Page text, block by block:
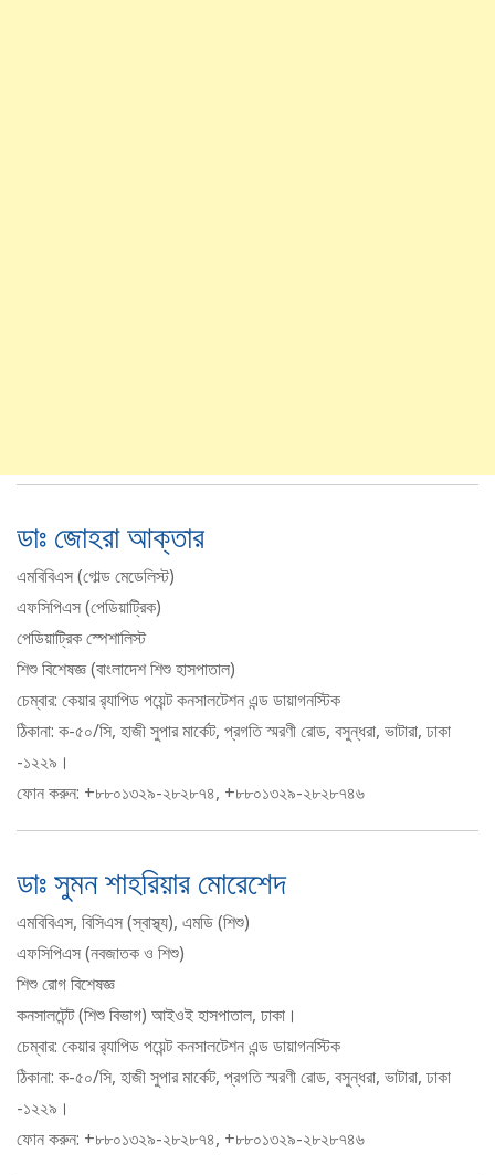
ডাঃ জোহরা আক্তার
এমবিবিএস (গোল্ড মেডেলিস্ট)
এফসিপিএস (পেডিয়াট্রিক)
পেডিয়াট্রিক স্পেশালিস্ট
শিশু বিশেষজ্ঞ (বাংলাদেশ শিশু হাসপাতাল)
চেম্বার: কেয়ার র‍্যাপিড পয়েন্ট কনসালটেশন এন্ড ডায়াগনস্টিক
ঠিকানা: ক-৫০/সি, হাজী সুপার মার্কেট, প্রগতি স্মরণী রোড, বসুন্ধরা, ভাটারা, ঢাকা
-১২২৯।
ফোন করুন: +৮৮০১৩২৯-২৮২৮৭৪, +৮৮০১৩২৯-২৮২৮৭৪৬
ডাঃ সুমন শাহরিয়ার মোরেশেদ
এমবিবিএস, বিসিএস (স্বাস্থ্য), এমডি (শিশু)
এফসিপিএস (নবজাতক ও শিশু)
শিশু রোগ বিশেষজ্ঞ
কনসালটেন্ট (শিশু বিভাগ) আইওই হাসপাতাল, ঢাকা।
চেম্বার: কেয়ার র‍্যাপিড পয়েন্ট কনসালটেশন এন্ড ডায়াগনস্টিক
ঠিকানা: ক-৫০/সি, হাজী সুপার মার্কেট, প্রগতি স্মরণী রোড, বসুন্ধরা, ভাটারা, ঢাকা
-১২২৯।
ফোন করুন: +৮৮০১৩২৯-২৮২৮৭৪, +৮৮০১৩২৯-২৮২৮৭৪৬